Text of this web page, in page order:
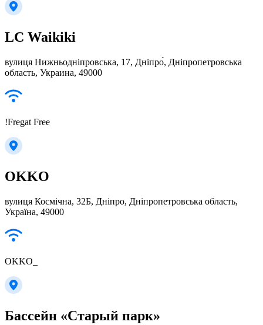
LC Waikiki
вулиця Нижньодніпровська, 17, Дніпро́, Дніпропетровська
область, Украина, 49000
!Fregat Free
OKKO
вулиця Космічна, 32Б, Дніпро, Дніпропетровська область,
Україна, 49000
OKKO_
Бассейн «Старый парк»